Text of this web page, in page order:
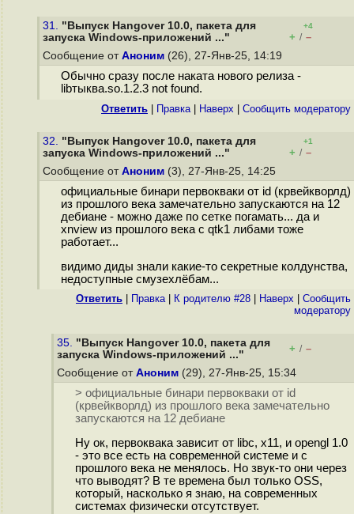
31. "Выпуск Hangover 10.0, пакета для
запуска Windows-приложений ..."
+4
+ / –
Сообщение от Аноним (26), 27-Янв-25, 14:19
Обычно сразу после наката нового релиза -
libтыква.so.1.2.3 not found.
Ответить Правка| Наверх Cообщить модератору
32. "Выпуск Hangover 10.0, пакета для
запуска Windows-приложений ..."
+1
+ / –
Сообщение от Аноним (3), 27-Янв-25, 14:25
официальные бинари первокваки от id (крвейкворлд)
из прошлого века замечательно запускаются на 12
дебиане - можно даже по сетке погамать... да и
xnview из прошлого века с qtk1 либами тоже
работает...
видимо диды знали какие-то секретные колдунства,
недоступные смузехлёбам...
Ответить Правка| К родителю #28 Наверх
Cообщить
модератору
35. "Выпуск Hangover 10.0, пакета для
запуска Windows-приложений ..."
+ / –
Сообщение от Аноним (29), 27-Янв-25, 15:34
> официальные бинари первокваки от id
(крвейкворлд) из прошлого века замечательно
запускаются на 12 дебиане
Ну ок, первоквака зависит от libc, x11, и opengl 1.0
- это все есть на современной системе и с
прошлого века не менялось. Но звук-то они через
что выводят? В те времена был только OSS,
который, насколько я знаю, на современных
системах физически отсутствует.